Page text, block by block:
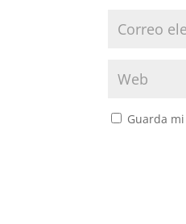
Guarda